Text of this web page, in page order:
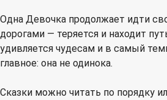
Одна Девочка продолжает идти
дорогами — теряется и находит
удивляется чудесам и в самый
главное: она не одинока.
Сказки можно читать по порядку